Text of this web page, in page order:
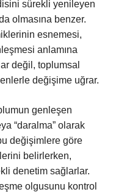
sürekli yenileyen
olmasına benzer.
esnemesi,
anlamına
değil, toplumsal
değişime uğrar.
genleşen
“daralma” olarak
değişimlere göre
belirlerken,
denetim sağlarlar.
olgusunu kontrol